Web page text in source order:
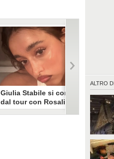
ALTRO DI
Giulia Stabile si confessa
dal tour con Rosalia: "Non
sono stata bene, costretta
ballo di Rosalia, Giulia Stabile si è
lasciata andare a una confessione